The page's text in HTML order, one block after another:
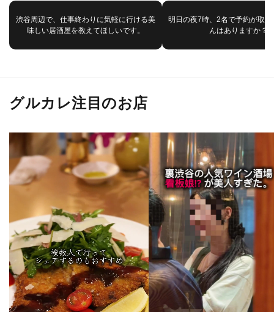
渋谷周辺で、仕事終わりに気軽に行ける美
味しい居酒屋を教えてほしいです。
明日の夜7時、2名で予約が取
んはありますか？
グルカレ注目のお店